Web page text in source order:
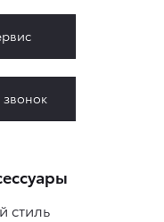
звонок
стиль